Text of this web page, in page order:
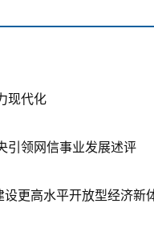
现代化
引领网信事业发展述评
更高水平开放型经济新